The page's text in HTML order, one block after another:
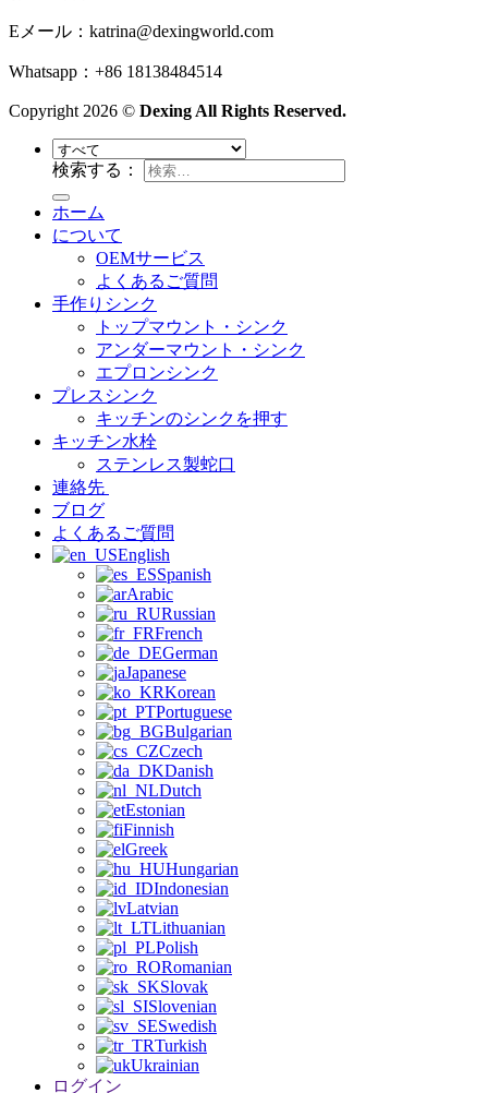
Eメール： katrina@dexingworld.com
Whatsapp：+86 18138484514
Copyright 2026 © Dexing All Rights Reserved.
検索する：
ホーム
について
OEMサービス
よくあるご質問
手作りシンク
トップマウント・シンク
アンダーマウント・シンク
エプロンシンク
プレスシンク
キッチンのシンクを押す
キッチン水栓
ステンレス製蛇口
連絡先
ブログ
よくあるご質問
English
Spanish
Arabic
Russian
French
German
Japanese
Korean
Portuguese
Bulgarian
Czech
Danish
Dutch
Estonian
Finnish
Greek
Hungarian
Indonesian
Latvian
Lithuanian
Polish
Romanian
Slovak
Slovenian
Swedish
Turkish
Ukrainian
ログイン